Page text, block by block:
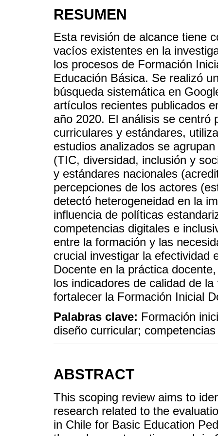
RESUMEN
Esta revisión de alcance tiene
vacíos existentes en la
los procesos de Formación
Educación Básica. Se realizó
búsqueda sistemática en
artículos recientes publicados
año 2020. El análisis se centró
curriculares y estándares,
estudios analizados se
(TIC, diversidad, inclusión y
y estándares nacionales
percepciones de los actores
detectó heterogeneidad en la
influencia de políticas
competencias digitales e
entre la formación y las
crucial investigar la efectividad
Docente en la práctica
los indicadores de calidad de
fortalecer la Formación Inicial
Palabras clave: Formación
diseño curricular;
ABSTRACT
This scoping review aims to
research related to the
in Chile for Basic Education